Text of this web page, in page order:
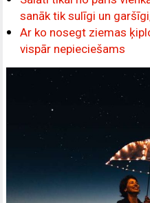
sanāk tik sulīgi un
Ar ko nosegt ziemas
vispār nepieciešams